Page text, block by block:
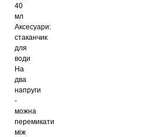
40
мл
Аксесуари:
стаканчик
для
води
На
два
напруги
-
можна
перемикати
між